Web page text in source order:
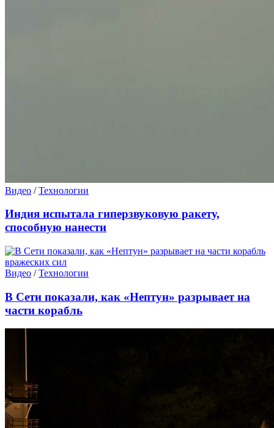
Видео /Технологии
Индия испытала гиперзвуковую ракету,
способную нанести
Видео /Технологии
В Сети показали, как «Нептун» разрывает на
части корабль